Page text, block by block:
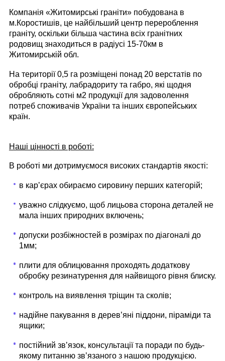
Компанія «Житомирські граніти» побудована в
м.Коростишів, це найбільший центр перероблення
граніту, оскільки більша частина всіх гранітних
родовищ знаходиться в радіусі 15-70км в
Житомирській обл.
На території 0,5 га розміщені понад 20 верстатів по
обробці граніту, лабрадориту та габро, які щодня
обробляють сотні м2 продукції для задоволення
потреб споживачів України та інших європейських
країн.
Наші цінності в роботі:
В роботі ми дотримуємося високих стандартів якості:
в карʼєрах обираємо сировину перших категорій;
уважно слідкуємо, щоб лицьова сторона деталей не
мала інших природних включень;
допуски розбіжностей в розмірах по діагоналі до
1мм;
плити для облицювання проходять додаткову
обробку резинатурення для найвищого рівня блиску.
контроль на виявлення тріщин та сколів;
надійне пакування в дерев’яні піддони, піраміди та
ящики;
постійний звʼязок, консультації та поради по будь-
якому питанню звʼязаного з нашою продукцією.